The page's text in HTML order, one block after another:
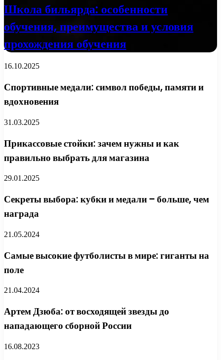
Школа бильярда: особенности
обучения, преимущества и условия
прохождения обучения
16.10.2025
Спортивные медали: символ победы, памяти и
вдохновения
31.03.2025
Прикассовые стойки: зачем нужны и как
правильно выбрать для магазина
29.01.2025
Секреты выбора: кубки и медали – больше, чем
награда
21.05.2024
Самые высокие футболисты в мире: гиганты на
поле
21.04.2024
Артем Дзюба: от восходящей звезды до
нападающего сборной России
16.08.2023